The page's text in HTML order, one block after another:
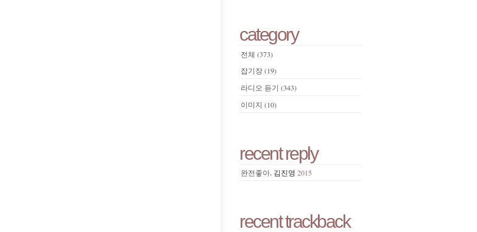
category
전체 (373)
잡기장(19)
라디오 듣기 (343)
이미지 (10)
recent reply
완전좋아. 김진영 2015
recent trackback